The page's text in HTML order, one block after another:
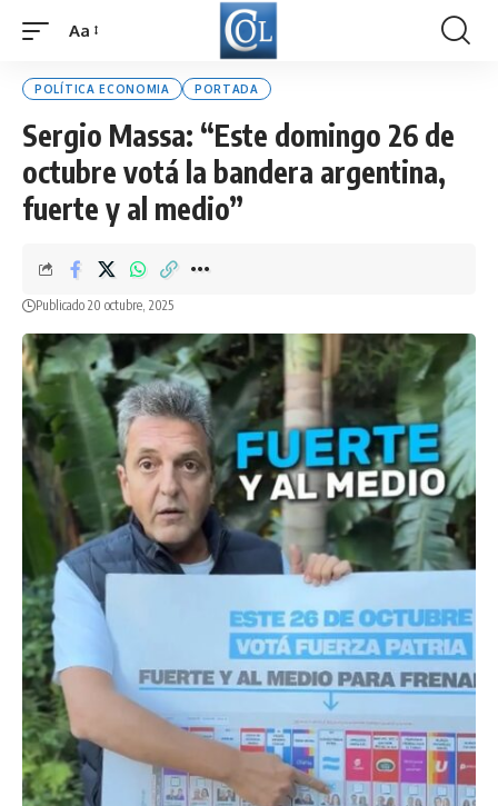
Font
Aa
POLÍTICA ECONOMIA PORTADA
Sergio Massa: “Este domingo 26 de
octubre votá la bandera argentina,
fuerte y al medio”
Publicado 20 octubre, 2025